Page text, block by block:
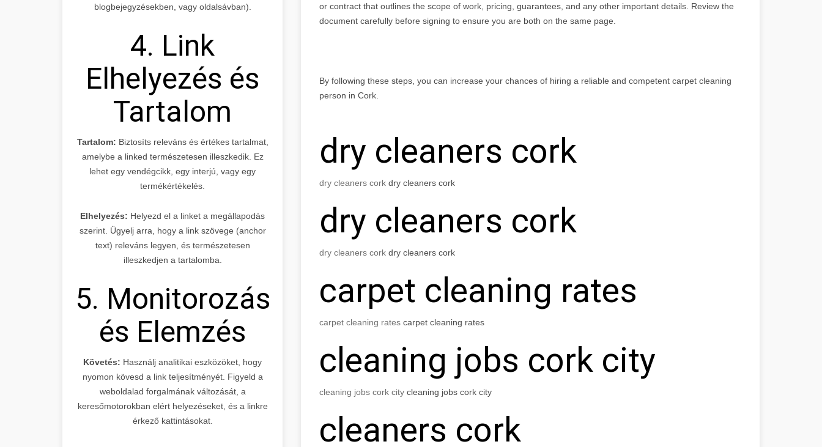
blogbejegyzésekben, vagy oldalsávban).
4. Link
Elhelyezés és
Tartalom
Tartalom: Biztosíts releváns és értékes tartalmat,
amelybe a linked természetesen illeszkedik. Ez
lehet egy vendégcikk, egy interjú, vagy egy
termékértékelés.
Elhelyezés: Helyezd el a linket a megállapodás
szerint. Ügyelj arra, hogy a link szövege (anchor
text) releváns legyen, és természetesen
illeszkedjen a tartalomba.
5. Monitorozás
és Elemzés
Követés: Használj analitikai eszközöket, hogy
nyomon kövesd a link teljesítményét. Figyeld a
weboldalad forgalmának változását, a
keresőmotorokban elért helyezéseket, és a linkre
érkező kattintásokat.
or contract that outlines the scope of work, pricing, guarantees, and any other important details. Review the
document carefully before signing to ensure you are both on the same page.
By following these steps, you can increase your chances of hiring a reliable and competent carpet cleaning
person in Cork.
dry cleaners cork
dry cleaners cork dry cleaners cork
dry cleaners cork
dry cleaners cork dry cleaners cork
carpet cleaning rates
carpet cleaning rates carpet cleaning rates
cleaning jobs cork city
cleaning jobs cork city cleaning jobs cork city
cleaners cork